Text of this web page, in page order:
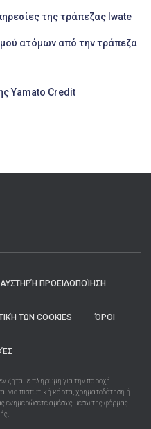
της τράπεζας Iwate
ατόμων από την τράπεζα
Yamato Credit
ΑΥΣΤΗΡΉ ΠΡΟΕΙΔΟΠΟΊΗΣΗ
ΤΩΝ COOKIES ΌΡΟΙ
ζητάμε πληρωμή για την παροχή
για πιστωτική κάρτα, χρηματοδότηση ή
ενημερώσετε αμέσως μέσω της φόρμας